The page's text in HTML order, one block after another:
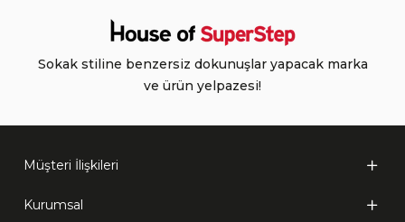
Sokak stiline benzersiz dokunuşlar yapacak marka
ve ürün yelpazesi!
Müşteri İlişkileri
Kurumsal